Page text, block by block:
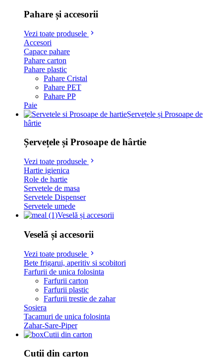
Pahare și accesorii
Vezi toate produsele
Accesori
Capace pahare
Pahare carton
Pahare plastic
Pahare Cristal
Pahare PET
Pahare PP
Paie
Șervețele și Prosoape de
hârtie
Șervețele și Prosoape de hârtie
Vezi toate produsele
Hartie igienica
Role de hartie
Servetele de masa
Servetele Dispenser
Servetele umede
Veselă și accesorii
Veselă și accesorii
Vezi toate produsele
Bete frigarui, aperitiv si scobitori
Farfurii de unica folosinta
Farfurii carton
Farfurii plastic
Farfurii trestie de zahar
Sosiera
Tacamuri de unica folosinta
Zahar-Sare-Piper
Cutii din carton
Cutii din carton